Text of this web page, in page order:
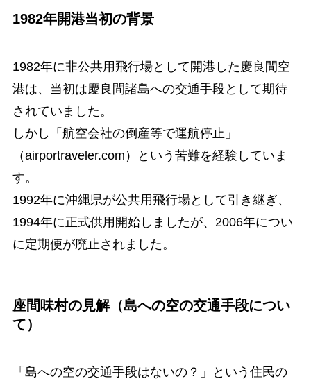
1982年開港当初の背景
1982年に非公共用飛行場として開港した慶良間空
港は、当初は慶良間諸島への交通手段として期待
されていました。
しかし「航空会社の倒産等で運航停止」
（airportraveler.com）という苦難を経験していま
す。
1992年に沖縄県が公共用飛行場として引き継ぎ、
1994年に正式供用開始しましたが、2006年につい
に定期便が廃止されました。
座間味村の見解（島への空の交通手段につい
て）
「島への空の交通手段はないの？」という住民の